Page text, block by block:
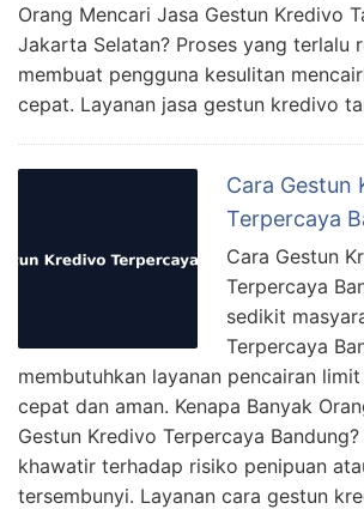
Orang Mencari Jasa Gestun Kredivo
Jakarta Selatan? Proses yang terlalu
membuat pengguna kesulitan
cepat. Layanan jasa gestun kredivo
Cara Gestun
Terpercaya
Cara Gestun
Terpercaya
sedikit
Terpercaya
membutuhkan layanan pencairan
cepat dan aman. Kenapa Banyak
Gestun Kredivo Terpercaya
khawatir terhadap risiko penipuan
tersembunyi. Layanan cara gestun